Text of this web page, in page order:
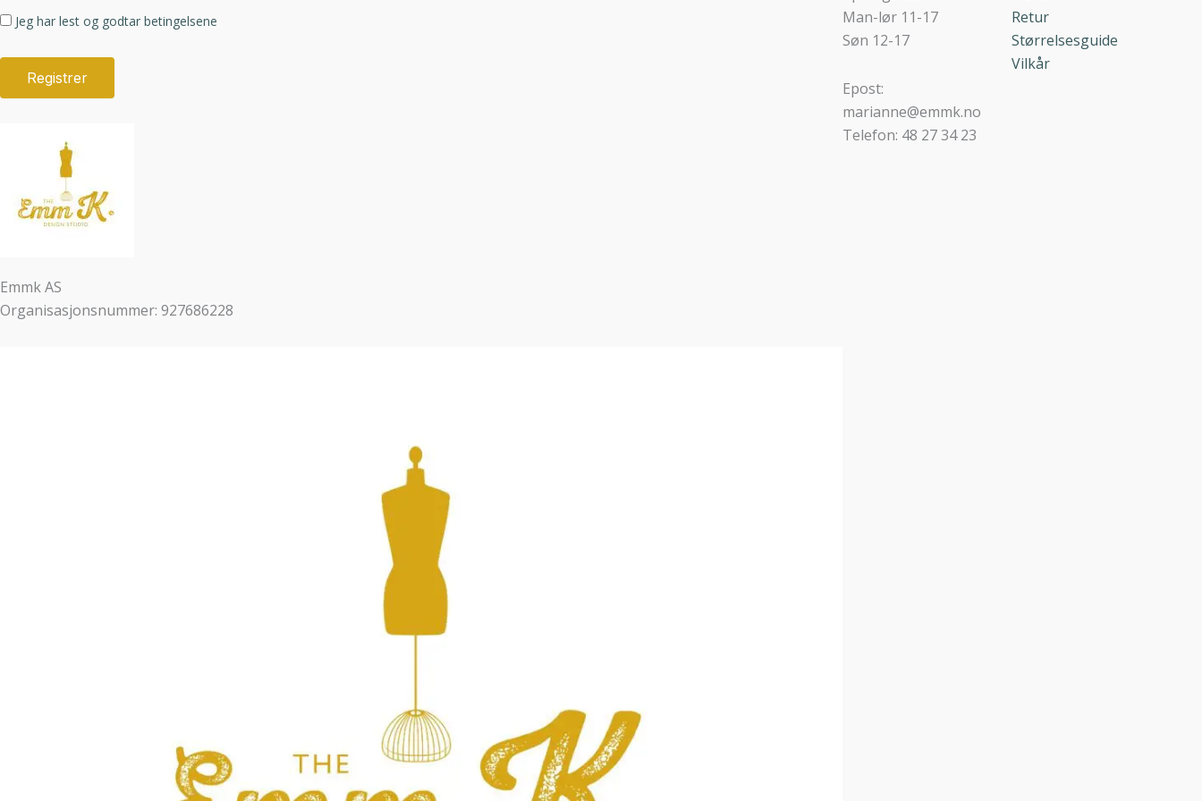
Jeg har lest og godtar betingelsene
Emmk AS
Organisasjonsnummer: 927686228
Man-lør 11-17
Søn 12-17
Epost:
marianne@emmk.no
Telefon: 48 27 34 23
Retur
Størrelsesguide
Vilkår